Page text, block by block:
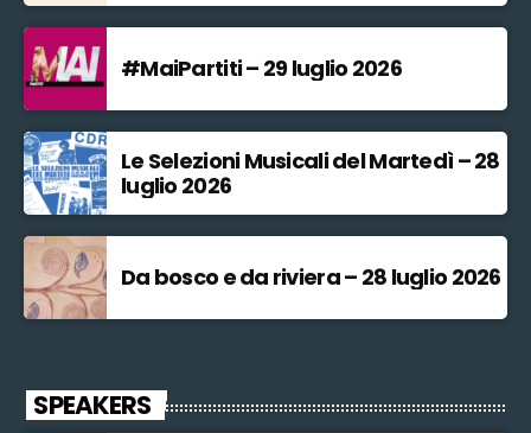
#MaiPartiti – 29 luglio 2026
Le Selezioni Musicali del Martedì – 28
luglio 2026
Da bosco e da riviera – 28 luglio 2026
SPEAKERS